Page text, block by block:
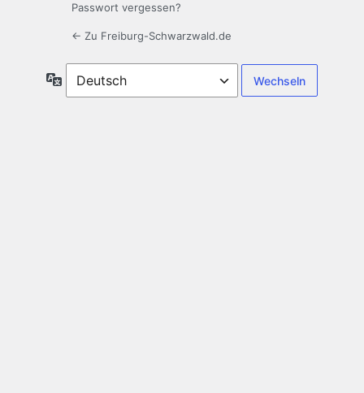
Passwort vergessen?
← Zu Freiburg-Schwarzwald.de
Sprache